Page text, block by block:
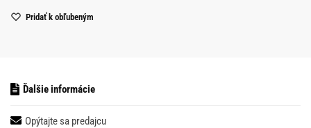
Pridať k obľubeným
Ďalšie informácie
Opýtajte sa predajcu